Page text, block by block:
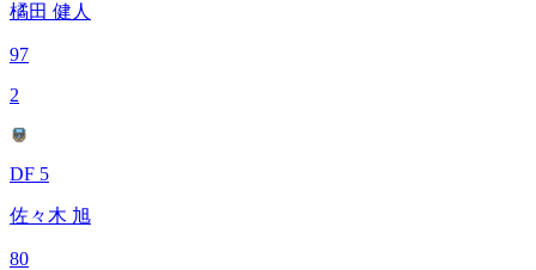
橘田 健人
97
2
DF 5
佐々木 旭
80